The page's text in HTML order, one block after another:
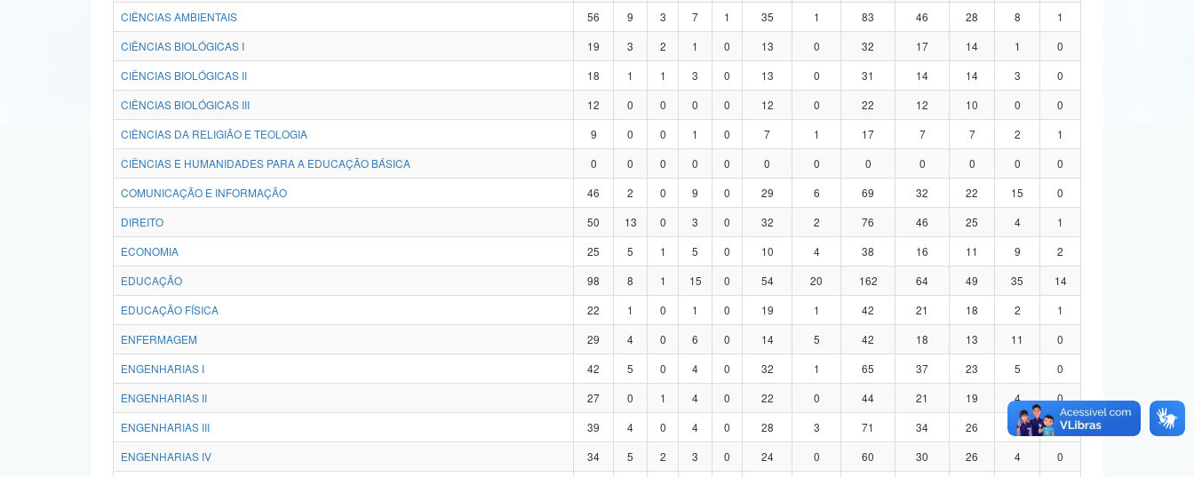
CIÊNCIAS AMBIENTAIS
56 9 3 7 1 35 1 83 46 28 8
1
CIÊNCIAS BIOLÓGICAS I
19 3 2 1 0 13 0 32 17 14 1
0
CIÊNCIAS BIOLÓGICAS II
18 1 1 3 0 13 0 31 14 14 3
0
CIÊNCIAS BIOLÓGICAS III
12 0 0 0 0 12 0 22 12 10 0
0
CIÊNCIAS DA RELIGIÃO E TEOLOGIA
9 0 0 1 0 7 1 17 7 7 2
1
CIÊNCIAS E HUMANIDADES PARA A EDUCAÇÃO BÁSICA
0 0 0 0 0 0 0 0 0 0 0
0
COMUNICAÇÃO E INFORMAÇÃO
46 2 0 9 0 29 6 69 32 22 15
0
DIREITO
50 13 0 3 0 32 2 76 46 25 4
1
ECONOMIA
25 5 1 5 0 10 4 38 16 11 9
2
EDUCAÇÃO
98 8 1 15 0 54 20 162 64 49 35
14
EDUCAÇÃO FÍSICA
22 1 0 1 0 19 1 42 21 18 2
1
ENFERMAGEM
29 4 0 6 0 14 5 42 18 13 11
0
ENGENHARIAS I
42 5 0 4 0 32 1 65 37 23 5
0
ENGENHARIAS II
27 0 1 4 0 22 0 44 21 19 4
0
ENGENHARIAS III
39 4 0 4 0 28 3 71 34 26 8
3
ENGENHARIAS IV
34 5 2 3 0 24 0 60 30 26 4
0